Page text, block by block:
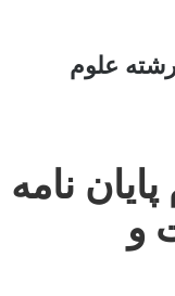
رشته علوم
نامه
و